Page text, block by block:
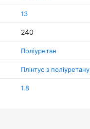
13
240
Поліуретан
Плінтус з поліуретану
1.8